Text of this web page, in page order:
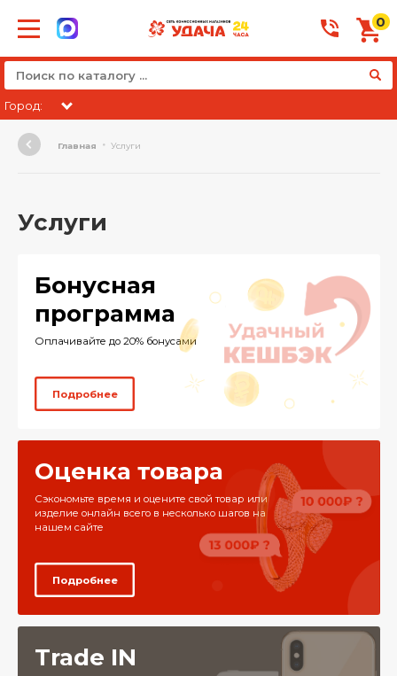
0
Город:
Главная Услуги
Услуги
Бонусная
программа
Оплачивайте до 20% бонусами
Подробнее
Оценка товара
Сэкономьте время и оцените свой товар или
изделие онлайн всего в несколько шагов на
нашем сайте
Подробнее
Trade IN